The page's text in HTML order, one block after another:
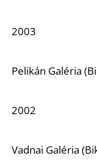
2003
Pelikán Galéria
2002
Vadnai Galéria